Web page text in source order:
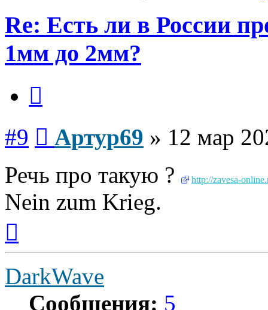
Re: Есть ли в России
1мм до 2мм?
#9 Артур69 » 12 мар
Речь про такую ?
http://zavesa-
Nein zum Krieg.
началу
DarkWave
Сообщения: 5